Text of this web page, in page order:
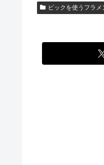
ピックを使うフラメ